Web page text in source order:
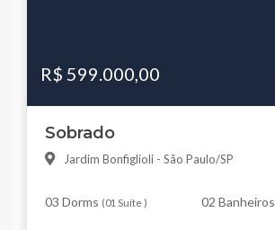
R$ 599.000,00
Sobrado
Jardim Bonfiglioli - São Paulo/SP
03 Dorms (01 Suíte ) 02 Banheiros